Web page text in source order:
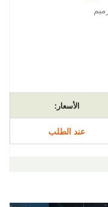
الأسعار:
عند الطلب